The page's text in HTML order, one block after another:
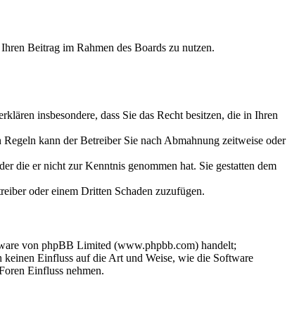
Beitrag im Rahmen des Boards zu nutzen.
insbesondere, dass Sie das Recht besitzen, die in Ihren
kann der Betreiber Sie nach Abmahnung zeitweise oder
die er nicht zur Kenntnis genommen hat. Sie gestatten dem
oder einem Dritten Schaden zuzufügen.
von phpBB Limited (www.phpbb.com) handelt;
Einfluss auf die Art und Weise, wie die Software
Einfluss nehmen.